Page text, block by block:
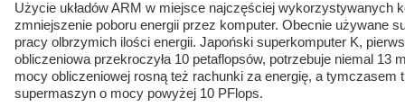
Użycie układów ARM w miejsce najczęściej wykorzystywanych
zmniejszenie poboru energii przez komputer. Obecnie używane
pracy olbrzymich ilości energii. Japoński superkomputer K,
obliczeniowa przekroczyła 10 petaflopsów, potrzebuje niemal 13
mocy obliczeniowej rosną też rachunki za energię, a tymczasem
supermaszyn o mocy powyżej 10 PFlops.